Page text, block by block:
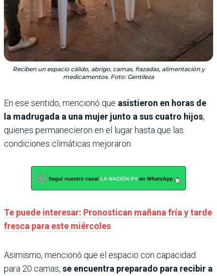
Reciben un espacio cálido, abrigo, camas, frazadas, alimentación y
medicamentos. Foto: Gentileza
En ese sentido, mencionó que asistieron en horas de
la madrugada a una mujer junto a sus cuatro hijos,
quienes permanecieron en el lugar hasta que las
condiciones climáticas mejoraron.
Te puede interesar: Pronostican mañana fría y tarde
fresca para este miércoles
Asimismo, mencionó que el espacio con capacidad
para 20 camas, se encuentra preparado para recibir a